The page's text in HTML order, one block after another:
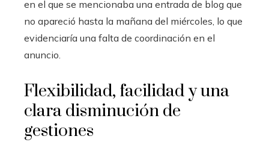
en el que se mencionaba una entrada de blog que
no apareció hasta la mañana del miércoles, lo que
evidenciaría una falta de coordinación en el
anuncio.
Flexibilidad, facilidad y una
clara disminución de
gestiones